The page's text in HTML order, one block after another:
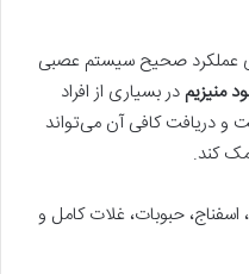
عملکرد صحیح سیستم عصبی
منیزیم در بسیاری از افراد
و دریافت کافی آن می‌تواند
کند.
اسفناج، حبوبات، غلات کامل و